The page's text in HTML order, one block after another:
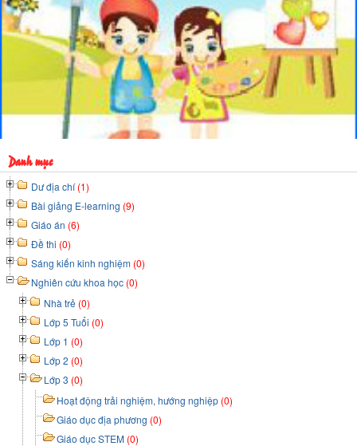
Danh mục
Dư địa chí(1)
Bài giảng E-learning (9)
Giáo án (6)
Đề thi (0)
Sáng kiến kinh nghiệm (0)
Nghiên cứu khoa học (0)
Nhà trẻ (0)
Lớp 5 Tuổi (0)
Lớp 1 (0)
Lớp 2 (0)
Lớp 3 (0)
Hoạt động trải nghiệm, hướng nghiệp (0)
Giáo dục địa phương (0)
Giáo dục STEM (0)